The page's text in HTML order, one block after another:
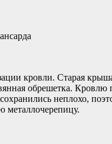
кровли. Старая
обрешетка.
неплохо,
металлочерепицу.